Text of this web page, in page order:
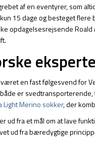
af en eventyrer, som
15 dage og besteget
opdagelsesrejsende Roald
en fast følgesvend for
er
Light Merino sokker, der
ud fra et mål om at lave
ud fra bæredygtige